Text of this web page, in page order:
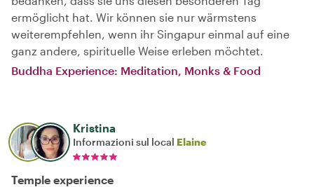
ermöglicht hat. Wir können sie nur wärmstens
weiterempfehlen, wenn ihr Singapur einmal auf eine
ganz andere, spirituelle Weise erleben möchtet.
Buddha Experience: Meditation, Monks & Food
Kristina
Informazioni sul local Elaine
Temple experience